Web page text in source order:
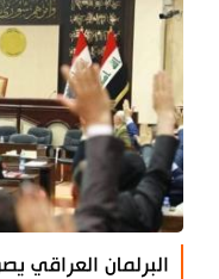
البرلمان العراقي